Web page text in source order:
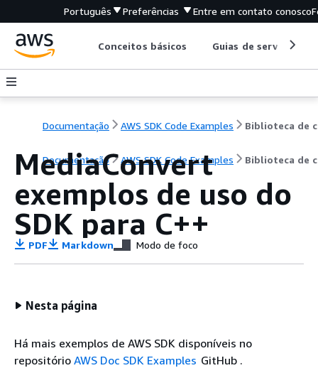
Português Preferências Entre em contato conosco
Conceitos básicos Guias de serviço
Documentação AWS SDK Code Examples
Documentação AWS SDK Code Examples Biblioteca de
MediaConvert
exemplos de uso do
SDK para C++
PDF Markdown Modo de foco
Nesta página
Há mais exemplos de AWS SDK disponíveis no
repositório AWS Doc SDK Examples GitHub .